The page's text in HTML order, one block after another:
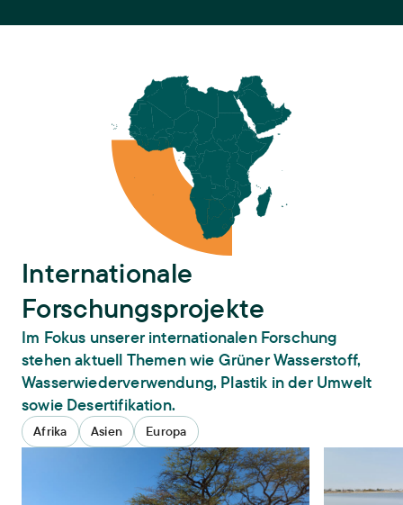
Internationale
Forschungsprojekte
Im Fokus unserer internationalen Forschung
stehen aktuell Themen wie Grüner Wasserstoff,
Wasserwiederverwendung, Plastik in der Umwelt
sowie Desertifikation.
Afrika Asien
Europa
LIMO – Landnutzung und integrierte Modellierung